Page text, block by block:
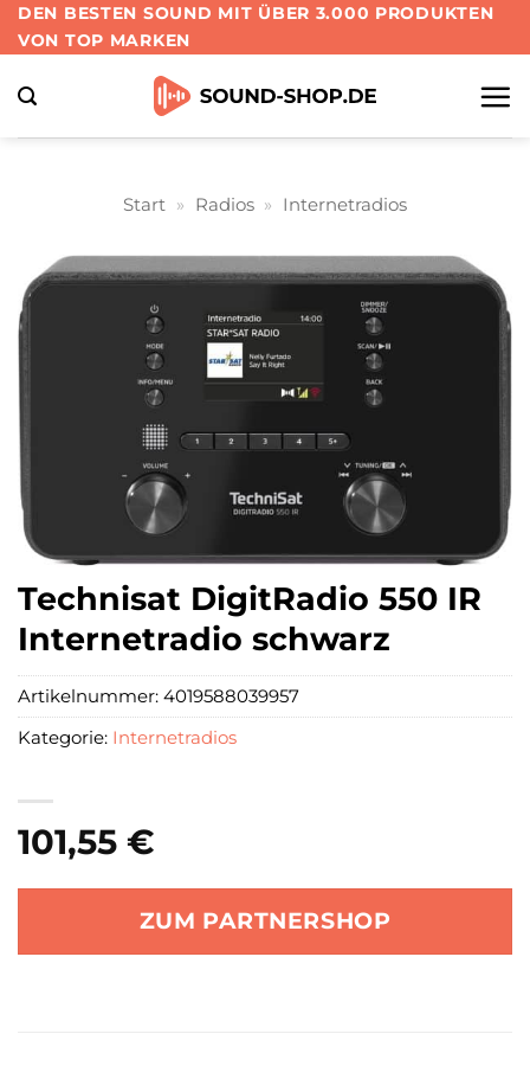
Zum
Inhalt
springen
DEN BESTEN SOUND MIT ÜBER 3.000 PRODUKTEN
VON TOP MARKEN
Start » Radios » Internetradios
Technisat DigitRadio 550 IR
Internetradio schwarz
101,55 €
ZUM PARTNERSHOP
Artikelnummer: 4019588039957
Kategorie: Internetradios